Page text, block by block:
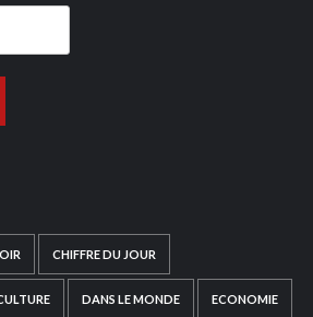
CHIFFRE DU JOUR
DANS LE MONDE ECONOMIE